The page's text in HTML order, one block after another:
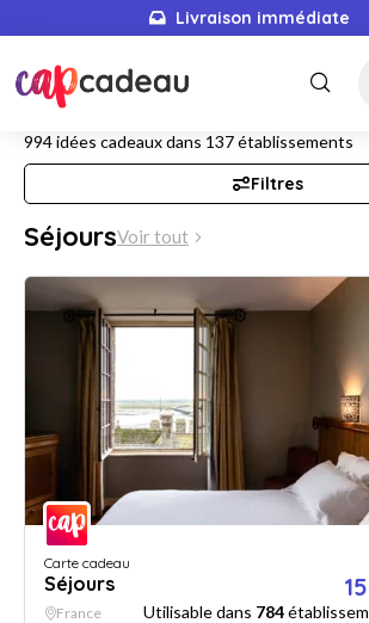
Livraison immédiate
994idées cadeaux dans 137établissements
Filtres
SéjoursVoir tout
Carte cadeau
Séjours
France Utilisable dans 784